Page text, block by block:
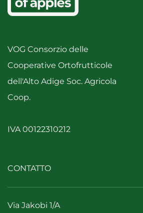
VOG Consorzio delle
Cooperative Ortofrutticole
dell'Alto Adige Soc. Agricola
Coop.
IVA 00122310212
CONTATTO
Via Jakobi 1/A